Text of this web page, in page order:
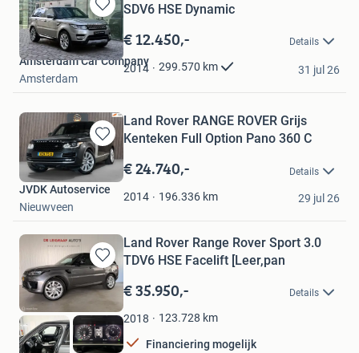
Bewaren
in
Mijn
Favorieten
SDV6 HSE Dynamic
€ 12.450,- Details
2014 299.570 km
Amsterdam Car Company
Amsterdam
31 jul 26
Bewaren
in
Mijn
Favorieten
Land Rover RANGE ROVER Grijs
Kenteken Full Option Pano 360 C
€ 24.740,- Details
2014 196.336 km
JVDK Autoservice
Nieuwveen
29 jul 26
Bewaren
in
Favorieten
Land Rover Range Rover Sport 3.0
TDV6 HSE Facelift [Leer,pan
€ 35.950,- Details
2018 123.728 km
Financiering mogelijk